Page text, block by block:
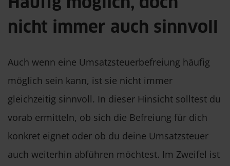
Häufig möglich, doch
nicht immer auch sinnvoll
Auch wenn eine Umsatzsteuerbefreiung häufig
möglich sein kann, ist sie nicht immer
gleichzeitig sinnvoll. In dieser Hinsicht solltest du
vorab ermitteln, ob sich die Befreiung für dich
konkret eignet oder ob du deine Umsatzsteuer
auch weiterhin abführen möchtest. Im Zweifel ist